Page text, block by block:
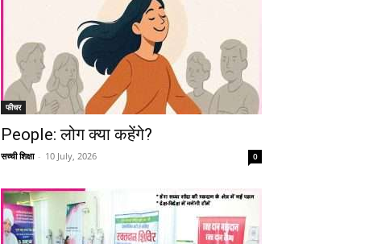
फीचर
People: लोग क्या कहेंगे?
सच्ची शिक्षा - 10 July, 2026 0